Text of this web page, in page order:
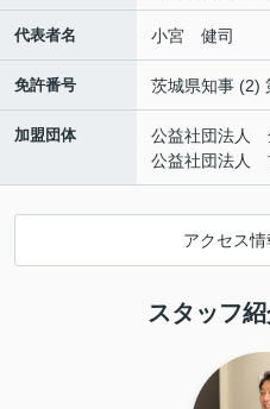
代表者名 小宮 健司
免許番号 茨城県知事 (2)
加盟団体
公益社団法人
公益社団法人
アクセス
スタッフ